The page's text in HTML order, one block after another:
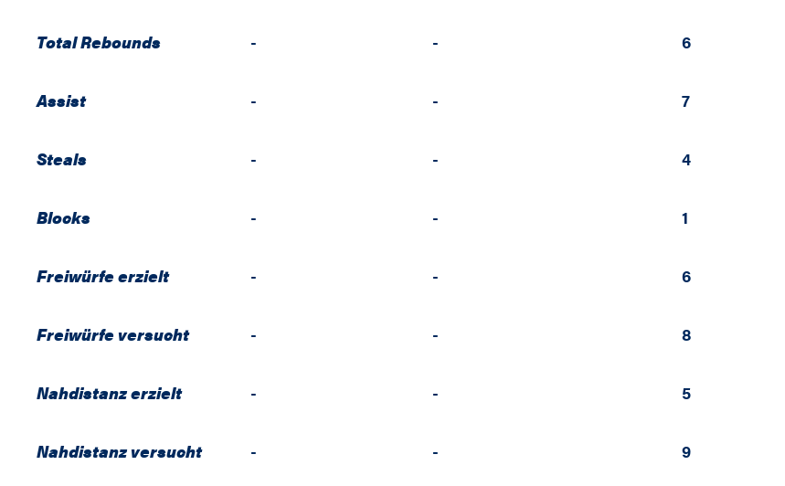
Total Rebounds - - 6
Assist - - 7
Steals - - 4
Blocks - - 1
Freiwürfe erzielt - - 6
Freiwürfe versucht - - 8
Nahdistanz erzielt - - 5
Nahdistanz versucht - - 9